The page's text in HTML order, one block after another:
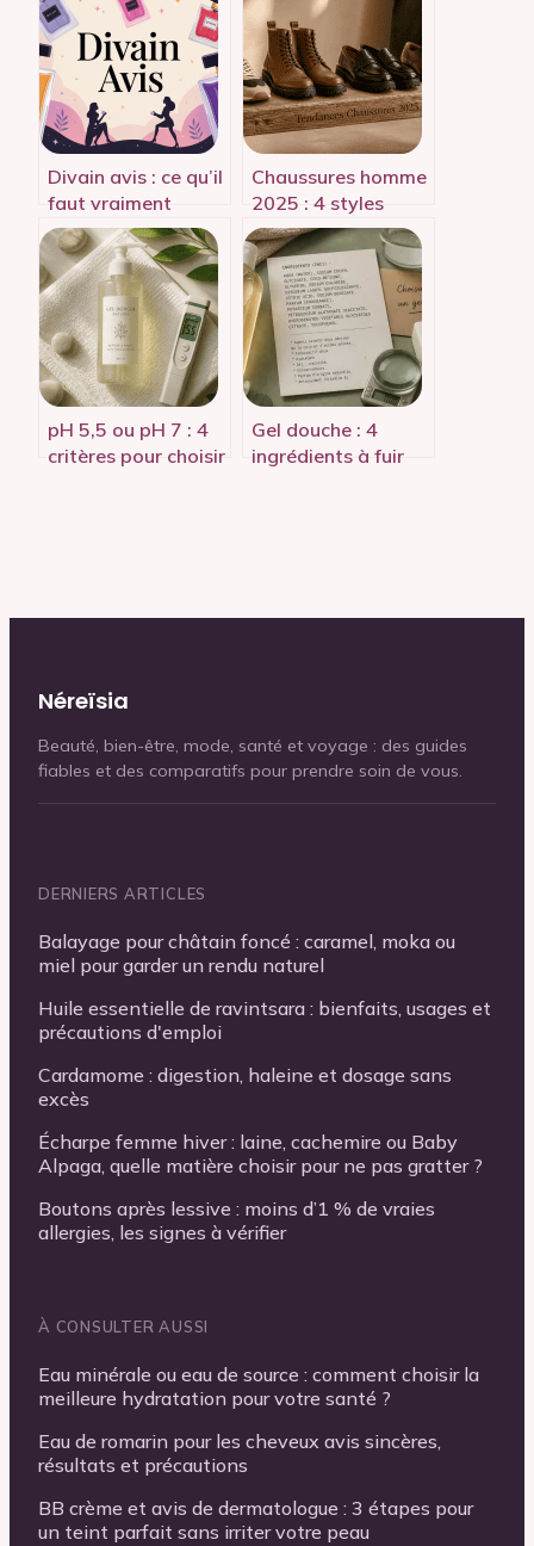
Divain avis : ce qu’il
faut vraiment
savoir avant de
commander
Chaussures homme
2025 : 4 styles
incontournables
pour affirmer votre
allure
pH 5,5 ou pH 7 : 4
critères pour choisir
Gel douche : 4
ingrédients à fuir
Néreïsia
Beauté, bien-être, mode, santé et voyage : des guides
fiables et des comparatifs pour prendre soin de vous.
DERNIERS ARTICLES
Balayage pour châtain foncé : caramel, moka ou
miel pour garder un rendu naturel
Huile essentielle de ravintsara : bienfaits, usages et
précautions d'emploi
Cardamome : digestion, haleine et dosage sans
excès
Écharpe femme hiver : laine, cachemire ou Baby
Alpaga, quelle matière choisir pour ne pas gratter ?
Boutons après lessive : moins d’1 % de vraies
allergies, les signes à vérifier
À CONSULTER AUSSI
Eau minérale ou eau de source : comment choisir la
meilleure hydratation pour votre santé ?
Eau de romarin pour les cheveux avis sincères,
résultats et précautions
BB crème et avis de dermatologue : 3 étapes pour
un teint parfait sans irriter votre peau